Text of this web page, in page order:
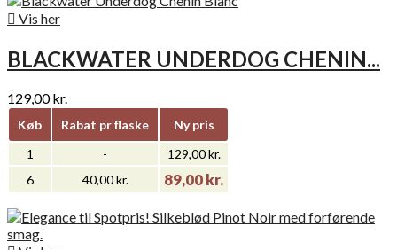
 Vis her
BLACKWATER UNDERDOG CHENIN...
129,00 kr.
Køb Rabat pr flaske
Ny pris
1
-
129,00 kr.
6
40,00 kr. 89,00 kr.